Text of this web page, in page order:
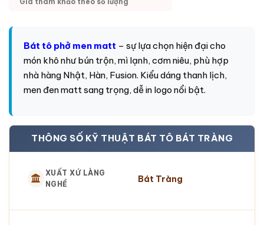
Bát tô phở men matt – sự lựa chọn hiện đại cho
món khô như bún trộn, mì lạnh, cơm niêu, phù hợp
nhà hàng Nhật, Hàn, Fusion. Kiểu dáng thanh lịch,
men đen matt sang trọng, dễ in logo nổi bật.
THÔNG SỐ KỸ THUẬT BÁT TÔ BÁT TRÀNG
XUẤT XỨ LÀNG
NGHỀ
Bát Tràng